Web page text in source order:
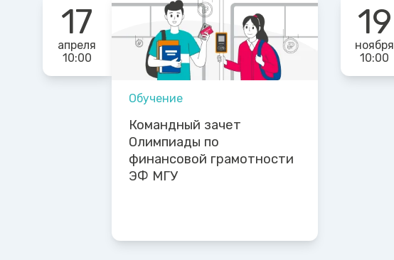
17
апреля
10:00
Обучение
Командный зачет
Олимпиады по
финансовой грамотности
ЭФ МГУ
19
ноября
10:00